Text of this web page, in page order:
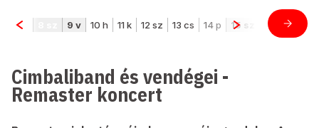
Cimbaliband és vendégei -
Remaster koncert